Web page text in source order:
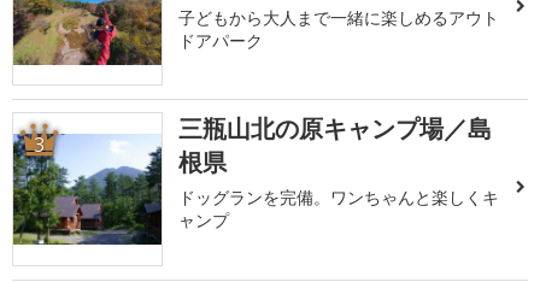
子どもから大人まで一緒に楽しめるアウト
ドアパーク
3
三瓶山北の原キャンプ場／島
根県
ドッグランを完備。ワンちゃんと楽しくキ
ャンプ